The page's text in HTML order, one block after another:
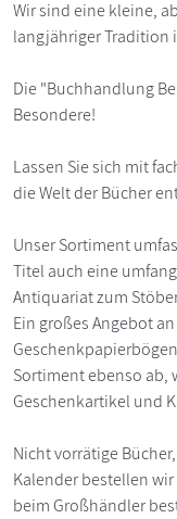
Wir sind eine kleine,
langjähriger Tradition
Die "Buchhandlung
Besondere!
Lassen Sie sich mit
die Welt der Bücher
Unser Sortiment
Titel auch eine
Antiquariat zum
Ein großes Angebot
Sortiment ebenso ab,
Geschenkartikel und
Nicht vorrätige
Kalender bestellen
beim Großhändler